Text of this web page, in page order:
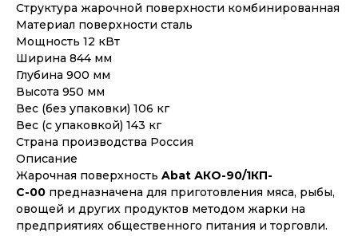
Структура жарочной поверхности комбинированная
Материал поверхности сталь
Мощность 12 кВт
Ширина 844 мм
Глубина 900 мм
Высота 950 мм
Вес (без упаковки) 106 кг
Вес (с упаковкой) 143 кг
Страна производства Россия
Описание
Жарочная поверхность Abat АКО-90/1КП-
С-00 предназначена для приготовления мяса, рыбы,
овощей и других продуктов методом жарки на
предприятиях общественного питания и торговли.